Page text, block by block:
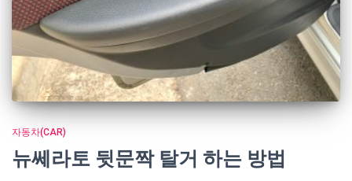
자동차(CAR)
뉴쎄라토 뒷문짝 탈거 하는 방법